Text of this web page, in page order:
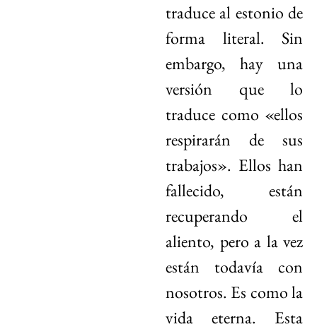
traduce al estonio de
forma literal. Sin
embargo, hay una
versión que lo
traduce como «ellos
respirarán de sus
trabajos». Ellos han
fallecido, están
recuperando el
aliento, pero a la vez
están todavía con
nosotros. Es como la
vida eterna. Esta